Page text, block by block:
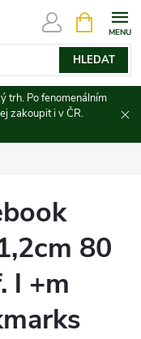
HLEDAT
NÁKUPNÍ
KOŠÍK
trh. Po fenomenálním
zakoupit i v ČR.
80
l +m